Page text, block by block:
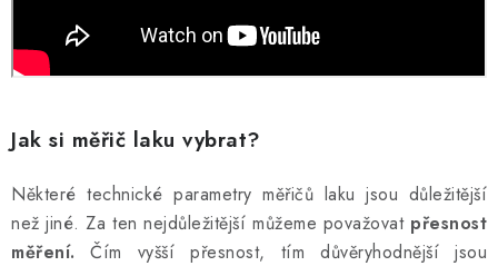
Jak si měřič laku vybrat?
Některé technické parametry měřičů laku jsou důležitější
než jiné. Za ten nejdůležitější můžeme považovat přesnost
měření. Čím vyšší přesnost, tím důvěryhodnější jsou